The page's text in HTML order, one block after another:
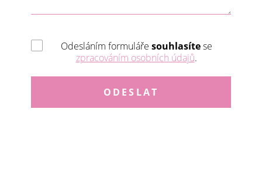
Odesláním formuláře souhlasítese
zpracováním osobních údajů.